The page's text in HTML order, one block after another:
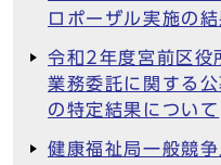
ロポーザル実施の
令和2年度宮前区役
業務委託に関する
の特定結果について
健康福祉局一般競